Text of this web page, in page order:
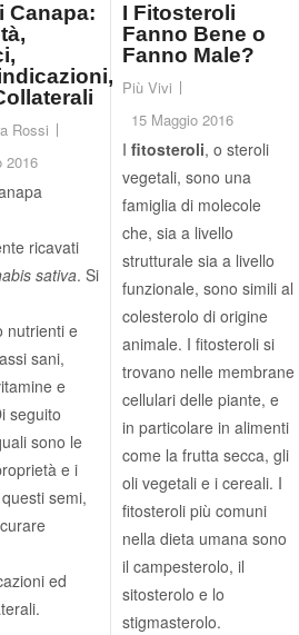
Canapa:
Rossi
2016
ricavati
sativa. Si
nutrienti e
sani,
e
seguito
sono le
e i
semi,
ed
I Fitosteroli
Fanno Bene o
Fanno Male?
Più Vivi
15 Maggio 2016
I fitosteroli, o steroli
vegetali, sono una
famiglia di molecole
che, sia a livello
strutturale sia a livello
funzionale, sono simili al
colesterolo di origine
animale. I fitosteroli si
trovano nelle membrane
cellulari delle piante, e
in particolare in alimenti
come la frutta secca, gli
oli vegetali e i cereali. I
fitosteroli più comuni
nella dieta umana sono
il campesterolo, il
sitosterolo e lo
stigmasterolo.